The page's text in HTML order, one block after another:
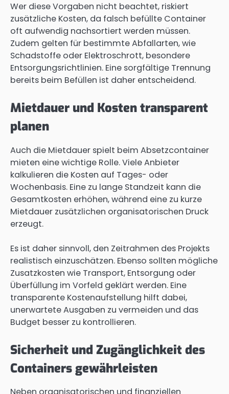
Wer diese Vorgaben nicht beachtet, riskiert
zusätzliche Kosten, da falsch befüllte Container
oft aufwendig nachsortiert werden müssen.
Zudem gelten für bestimmte Abfallarten, wie
Schadstoffe oder Elektroschrott, besondere
Entsorgungsrichtlinien. Eine sorgfältige Trennung
bereits beim Befüllen ist daher entscheidend.
Mietdauer und Kosten transparent
planen
Auch die Mietdauer spielt beim Absetzcontainer
mieten eine wichtige Rolle. Viele Anbieter
kalkulieren die Kosten auf Tages- oder
Wochenbasis. Eine zu lange Standzeit kann die
Gesamtkosten erhöhen, während eine zu kurze
Mietdauer zusätzlichen organisatorischen Druck
erzeugt.
Es ist daher sinnvoll, den Zeitrahmen des Projekts
realistisch einzuschätzen. Ebenso sollten mögliche
Zusatzkosten wie Transport, Entsorgung oder
Überfüllung im Vorfeld geklärt werden. Eine
transparente Kostenaufstellung hilft dabei,
unerwartete Ausgaben zu vermeiden und das
Budget besser zu kontrollieren.
Sicherheit und Zugänglichkeit des
Containers gewährleisten
Neben organisatorischen und finanziellen